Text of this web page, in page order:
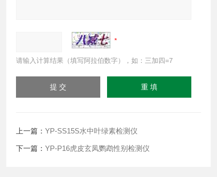
请输入计算结果（填写阿拉伯数字），如：三加四=7
上一篇：YP-SS15S水中叶绿素检测仪
下一篇：YP-P16虎皮玄凤鹦鹉性别检测仪